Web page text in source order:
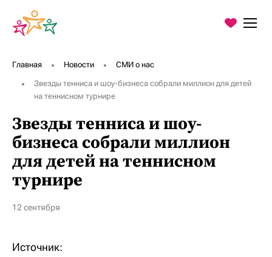
Программы
Благодарности
Пресс-центр
Контакты
Хочу помочь
Главная Новости СМИ о нас
Звезды тенниса и шоу-бизнеса собрали миллион для детей
на теннисном турнире
Звезды тенниса и шоу-
бизнеса собрали миллион
для детей на теннисном
турнире
12 сентября
Источник: